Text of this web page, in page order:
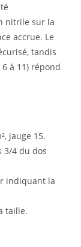
nitrile sur la
accrue. Le
tandis
à 11) répond
jauge 15.
3/4 du dos
indiquant la
taille.